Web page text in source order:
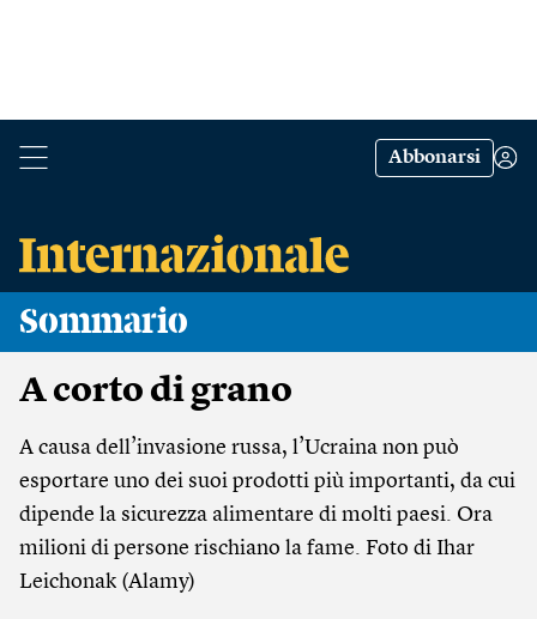
Abbonarsi
Sommario
A corto di grano
A causa dell’invasione russa, l’Ucraina non può
esportare uno dei suoi prodotti più importanti, da cui
dipende la sicurezza alimentare di molti paesi. Ora
milioni di persone rischiano la fame. Foto di Ihar
Leichonak (Alamy)